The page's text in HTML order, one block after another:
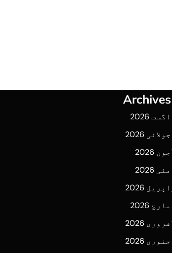
Archives
اگست 2026
جولائی 2026
جون 2026
مئی 2026
اپریل 2026
مارچ 2026
فروری 2026
جنوری 2026